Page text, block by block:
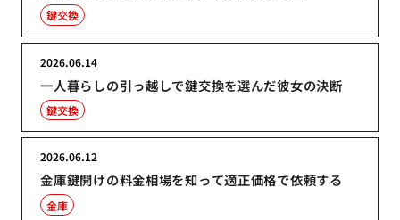
鍵交換
一人暮らしの引っ越しで鍵交換を選んだ彼女の決断
2026.06.14
鍵交換
金庫鍵開けの料金相場を知って適正価格で依頼する
2026.06.12
金庫